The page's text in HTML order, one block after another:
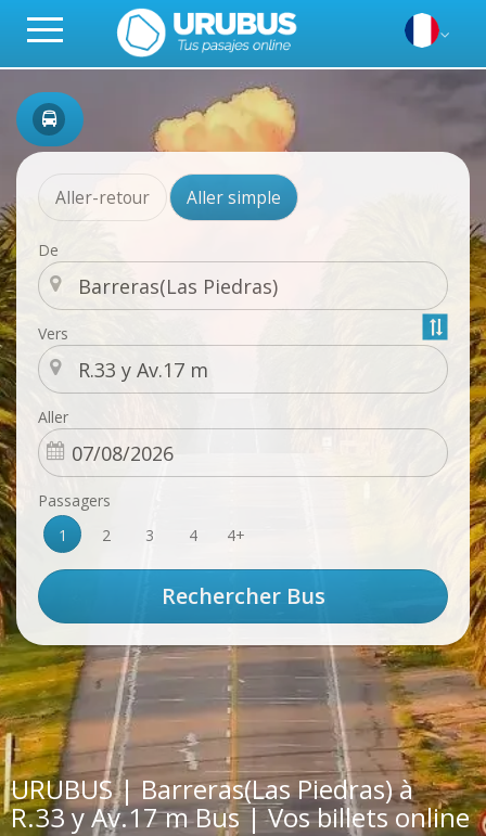
Aller-retour Aller simple
De
Vers
Aller
Passagers
1
2 3 4 4+
URUBUS | Barreras(Las Piedras) à
R.33 y Av.17 m Bus | Vos billets online